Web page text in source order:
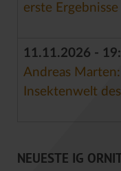
erste Ergebnisse
11.11.2026 -
Andreas
Insektenwelt
NEUESTE IG